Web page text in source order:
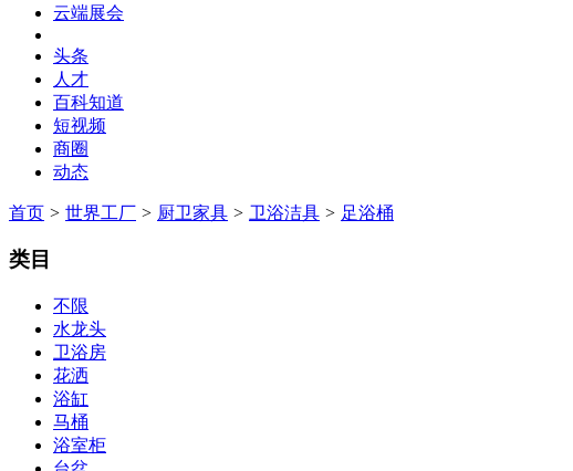
云端展会
头条
人才
百科知道
短视频
商圈
动态
首页 > 世界工厂 > 厨卫家具 > 卫浴洁具 > 足浴桶
类目
不限
水龙头
卫浴房
花洒
浴缸
马桶
浴室柜